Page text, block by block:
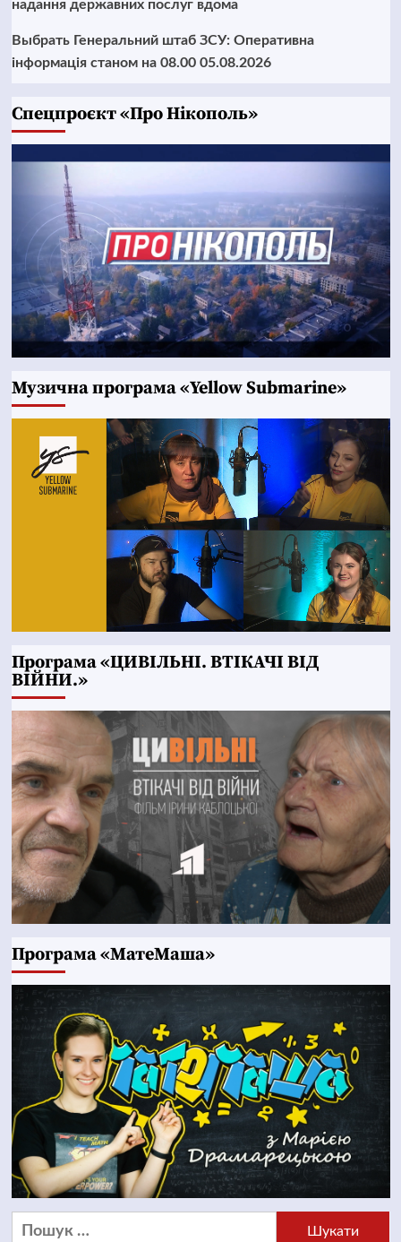
надання державних послуг вдома
Выбрать Генеральний штаб ЗСУ: Оперативна
інформація станом на 08.00 05.08.2026
Cпецпроєкт «Про Нікополь»
Музична програма «Yellow Submarine»
Програма «ЦИВІЛЬНІ. ВТІКАЧІ ВІД
ВІЙНИ.»
Програма «МатеМаша»
Пошук: